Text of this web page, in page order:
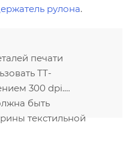
рулона.
печати
ТТ-
300 dpi.
быть
текстильной